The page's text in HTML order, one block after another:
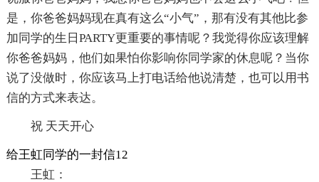
是，你爸爸妈妈现在真有这么“小气”，那有没有其他比参
加同学的生日PARTY更重要的事情呢？我觉得你应该理解
你爸爸妈妈，他们如果怕你影响你同学家的休息呢？当你
说了没做时，你应该马上打电话给他说清楚，也可以用书
信的方式来表达。
祝 天天开心
给王虹同学的一封信12
王虹：